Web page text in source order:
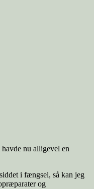
nu alligevel en
i fængsel, så kan jeg
og